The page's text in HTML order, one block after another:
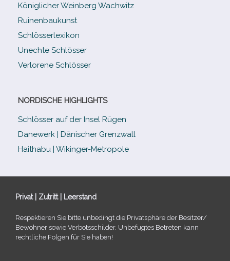
Königlicher Weinberg Wachwitz
Ruinenbaukunst
Schlösserlexikon
Unechte Schlösser
Verlorene Schlösser
NORDISCHE HIGHLIGHTS
Schlösser auf der Insel Rügen
Danewerk | Dänischer Grenzwall
Haithabu | Wikinger-Metropole
Privat | Zutritt | Leerstand
Respektieren Sie bitte unbe­dingt die Privatsphäre der Besitzer/​
Bewohner sowie Verbotsschilder. Unbefugtes Betreten kann
recht­li­che Folgen für Sie haben!